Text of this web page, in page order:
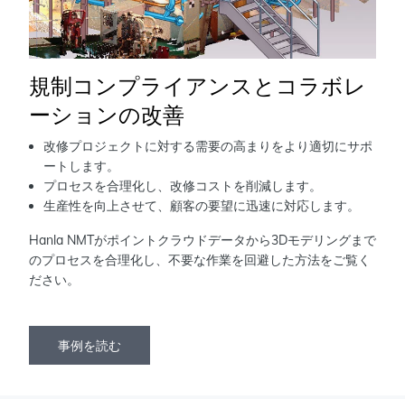
規制コンプライアンスとコラボレ
ーションの改善
改修プロジェクトに対する需要の高まりをより適切にサポ
ートします。
プロセスを合理化し、改修コストを削減します。
生産性を向上させて、顧客の要望に迅速に対応します。
Hanla NMTがポイントクラウドデータから3Dモデリングまで
のプロセスを合理化し、不要な作業を回避した方法をご覧く
ださい。
事例を読む